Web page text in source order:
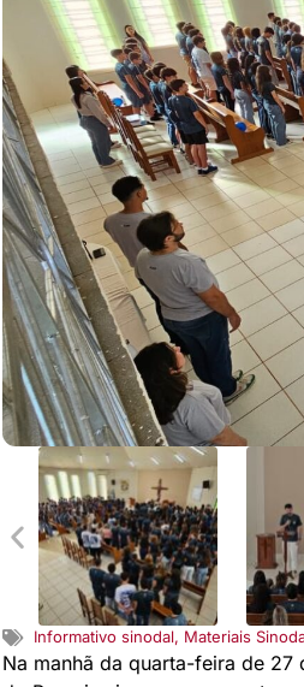
Informativo sinodal, Materiais
Na manhã da quarta-feira de